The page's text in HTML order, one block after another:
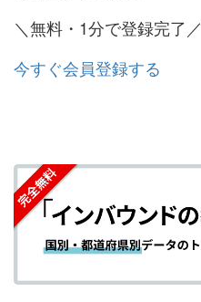
＼無料・1分で登録完了／
今すぐ会員登録する